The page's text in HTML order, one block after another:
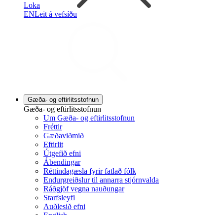
Loka
ENLeit á vefsíðu
Gæða- og eftirlitsstofnun
Gæða- og eftirlitsstofnun
Um Gæða- og eftirlitsstofnun
Fréttir
Gæðaviðmið
Eftirlit
Útgefið efni
Ábendingar
Réttindagæsla fyrir fatlað fólk
Endurgreiðslur til annarra stjórnvalda
Ráðgjöf vegna nauðungar
Starfsleyfi
Auðlesið efni